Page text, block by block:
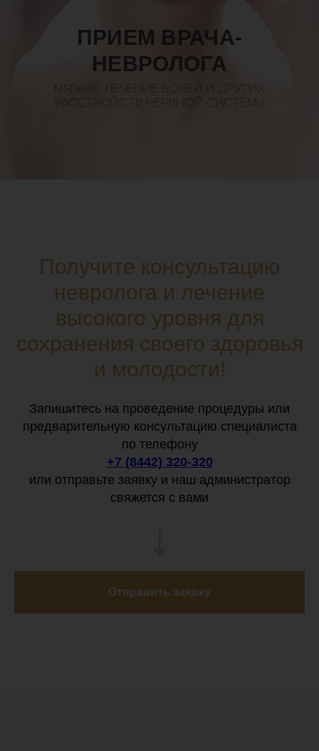
ПРИЕМ ВРАЧА-
НЕВРОЛОГА
МЯГКОЕ ЛЕЧЕНИЕ БОЛЕЙ И ДРУГИХ
РАССТРОЙСТВ НЕРВНОЙ СИСТЕМЫ
Получите консультацию
невролога и лечение
высокого уровня для
сохранения своего здоровья
и молодости!
Запишитесь на проведение процедуры или
предварительную консультацию специалиста
по телефону
+7 (8442) 320-320
или отправьте заявку и наш администратор
свяжется с вами
Отправить заявку